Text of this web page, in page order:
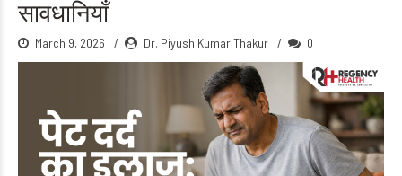
सावधानियाँ
March 9, 2026 Dr. Piyush Kumar Thakur 0